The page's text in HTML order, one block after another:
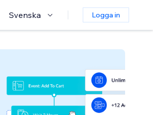
Svenska Logga in